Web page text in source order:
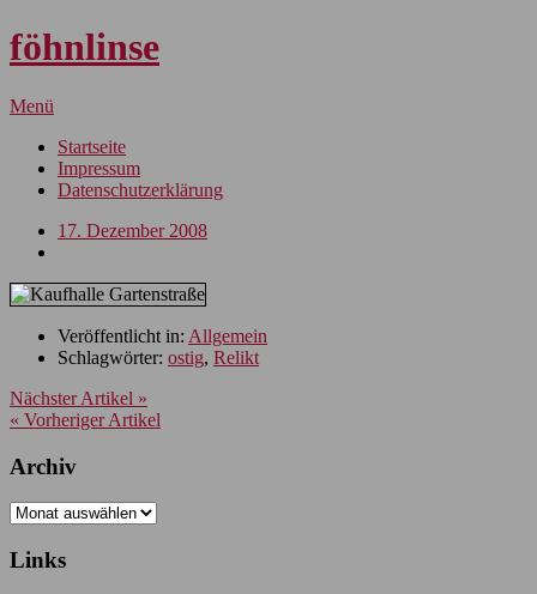
föhnlinse
Menü
Startseite
Impressum
Datenschutzerklärung
17. Dezember 2008
Veröffentlicht in: Allgemein
Schlagwörter: ostig, Relikt
Nächster Artikel »
« Vorheriger Artikel
Archiv
Archiv
Links